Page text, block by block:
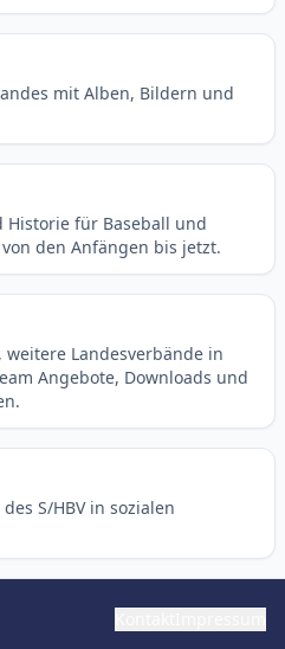
mit Alben, Bildern und
Historie für Baseball und
den Anfängen bis jetzt.
Landesverbände in
Angebote, Downloads und
S/HBV in sozialen